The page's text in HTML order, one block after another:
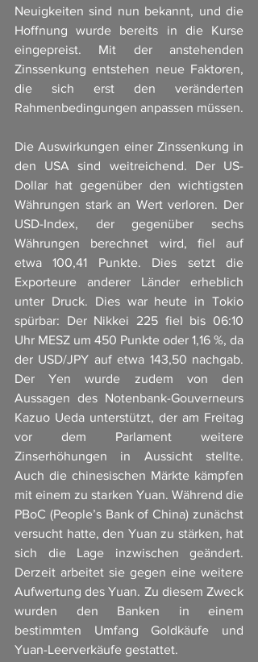
Neuigkeiten sind nun bekannt, und die
Hoffnung wurde bereits in die Kurse
eingepreist. Mit der anstehenden
Zinssenkung entstehen neue Faktoren,
die sich erst den veränderten
Rahmenbedingungen anpassen müssen.
Die Auswirkungen einer Zinssenkung in
den USA sind weitreichend. Der US-
Dollar hat gegenüber den wichtigsten
Währungen stark an Wert verloren. Der
USD-Index, der gegenüber sechs
Währungen berechnet wird, fiel auf
etwa 100,41 Punkte. Dies setzt die
Exporteure anderer Länder erheblich
unter Druck. Dies war heute in Tokio
spürbar: Der Nikkei 225 fiel bis 06:10
Uhr MESZ um 450 Punkte oder 1,16 %, da
der USD/JPY auf etwa 143,50 nachgab.
Der Yen wurde zudem von den
Aussagen des Notenbank-Gouverneurs
Kazuo Ueda unterstützt, der am Freitag
vor dem Parlament weitere
Zinserhöhungen in Aussicht stellte.
Auch die chinesischen Märkte kämpfen
mit einem zu starken Yuan. Während die
PBoC (People’s Bank of China) zunächst
versucht hatte, den Yuan zu stärken, hat
sich die Lage inzwischen geändert.
Derzeit arbeitet sie gegen eine weitere
Aufwertung des Yuan. Zu diesem Zweck
wurden den Banken in einem
bestimmten Umfang Goldkäufe und
Yuan-Leerverkäufe gestattet.